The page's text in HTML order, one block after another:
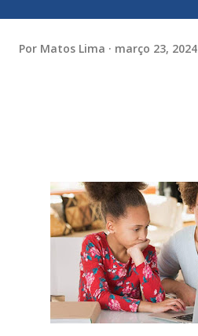
Por Matos Lima março 23, 2024